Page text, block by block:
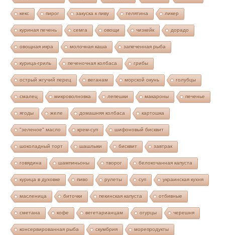
кекс пирог закуска к пиву телятина ликер
куриная печень семга овощи чизкейк дорадо
овощная икра молочная каша запеченная рыба
курица-гриль печеночная колбаса грибы
острый жгучий перец веганам морской окунь голубцы
смалец микроволновка лепешки макароны печенье
ягоды желе домашняя колбаса картошка
"зеленое" масло крем-суп шифоновый бисквит
шоколадный торт шашлыки бисквит завтрак
говядина шампиньоны творог белокочанная капуста
курица в духовке пиво рулеты суп украинская кухня
масленица биточки пекинская капуста отбивные
сметана кофе вегетарианцам огурцы черешня
консервированная рыба скумбрия морепродукты